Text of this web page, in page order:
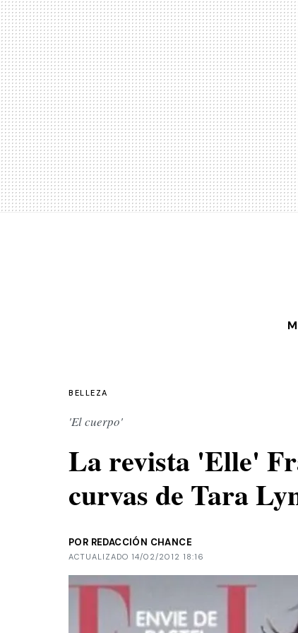
BELLEZA
'El cuerpo'
La revista 'Elle'
curvas de Tara
POR REDACCIÓN CHANCE
ACTUALIZADO 14/02/2012 18:16